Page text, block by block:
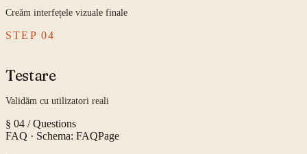
Creăm interfețele vizuale finale
STEP04
Testare
Validăm cu utilizatori reali
§ 04 / Questions
FAQ · Schema: FAQPage